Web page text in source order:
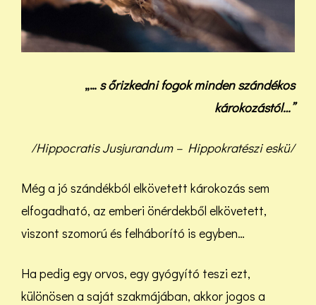
„… s őrizkedni fogok minden szándékos
károkozástól…”
/Hippocratis Jusjurandum – Hippokratészi eskü/
Még a jó szándékból elkövetett károkozás sem
elfogadható, az emberi önérdekből elkövetett,
viszont szomorú és felháborító is egyben…
Ha pedig egy orvos, egy gyógyító teszi ezt,
különösen a saját szakmájában, akkor jogos a